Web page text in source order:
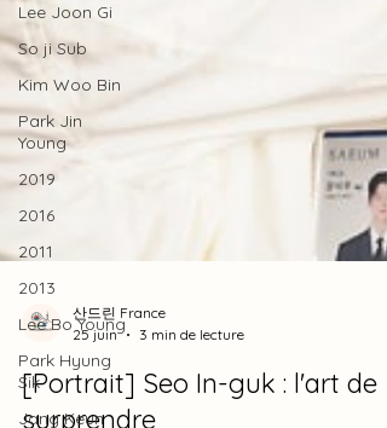
Lee Joon Gi
So ji Sub
Kim Woo Bin
Park Jin
Young
2019
2016
2011
2013
Lee Bo Young
Park Hyung
Sik
Jang Keun
산드린 France
25 juin
3 min de lecture